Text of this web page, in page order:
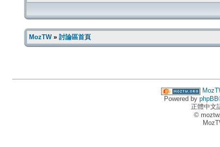
MozTW» 討論區首頁
Powered by phpBB
正體中文
©